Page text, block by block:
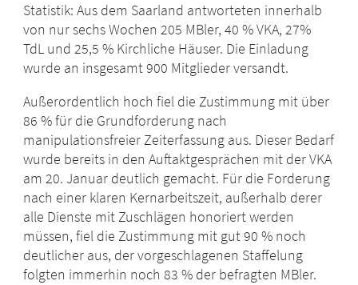
Statistik: Aus dem Saarland antworteten innerhalb
von nur sechs Wochen 205 MBler, 40 % VKA, 27%
TdL und 25,5 % Kirchliche Häuser. Die Einladung
wurde an insgesamt 900 Mitglieder versandt.
Außerordentlich hoch fiel die Zustimmung mit über
86 % für die Grundforderung nach
manipulationsfreier Zeiterfassung aus. Dieser Bedarf
wurde bereits in den Auftaktgesprächen mit der VKA
am 20. Januar deutlich gemacht. Für die Forderung
nach einer klaren Kernarbeitszeit, außerhalb derer
alle Dienste mit Zuschlägen honoriert werden
müssen, fiel die Zustimmung mit gut 90 % noch
deutlicher aus, der vorgeschlagenen Staffelung
folgten immerhin noch 83 % der befragten MBler.